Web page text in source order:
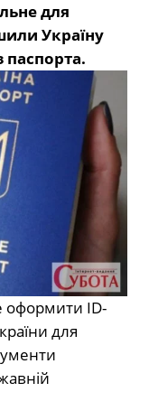
для
Україну
паспорта.
оформити ID-
для